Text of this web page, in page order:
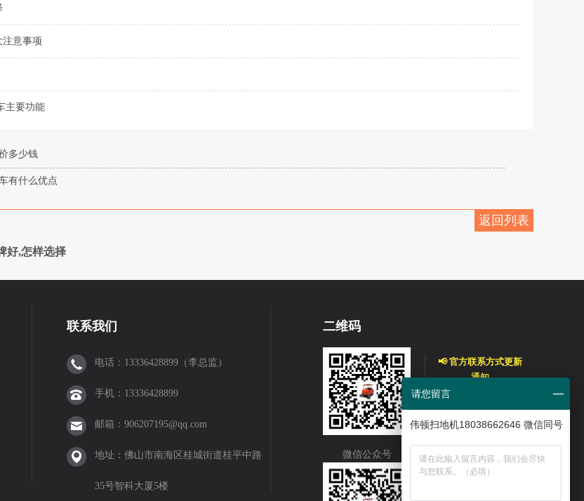
意事项
主要功能
多少钱
有什么优点
返回列表
好,怎样选择
联系我们
电话：13336428899（李总监）
手机：13336428899
邮箱：906207195@qq.com
地址：佛山市南海区桂城街道桂平中路
35号智科大厦5楼
二维码
微信公众号
📢 官方联系方式更新
通知
最新业务热线：
监）
❌ 原座机号码已全部
停用，请勿拨打！
请您留言
伟顿扫地机18038662646 微信同号